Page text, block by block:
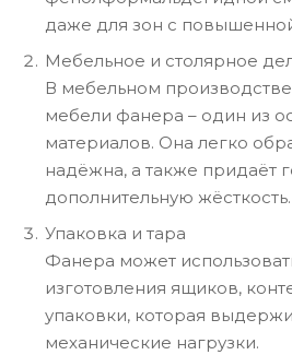
даже для зон с
Мебельное и столярное
В мебельном
мебели фанера – один из
материалов. Она легко
надёжна, а также придаёт
дополнительную жёсткость.
Упаковка и тара
Фанера может
изготовления ящиков,
упаковки, которая
механические нагрузки.